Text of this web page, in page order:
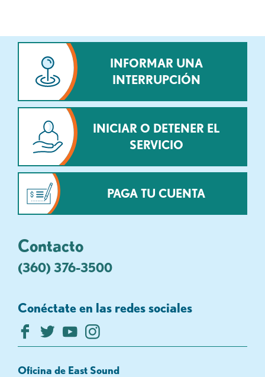
INFORMAR UNA
INTERRUPCIÓN
INICIAR O DETENER EL
SERVICIO
PAGA TU CUENTA
Contacto
(360) 376-3500
Conéctate en las redes sociales
Oficina de East Sound